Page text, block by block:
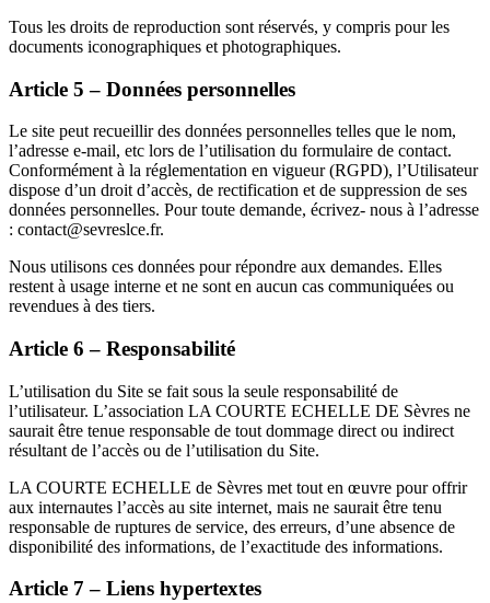
Tous les droits de reproduction sont réservés, y compris pour les
documents iconographiques et photographiques.
Article 5 – Données personnelles
Le site peut recueillir des données personnelles telles que le nom,
l’adresse e-mail, etc lors de l’utilisation du formulaire de contact.
Conformément à la réglementation en vigueur (RGPD), l’Utilisateur
dispose d’un droit d’accès, de rectification et de suppression de ses
données personnelles. Pour toute demande, écrivez- nous à l’adresse
: contact@sevreslce.fr.
Nous utilisons ces données pour répondre aux demandes. Elles
restent à usage interne et ne sont en aucun cas communiquées ou
revendues à des tiers.
Article 6 – Responsabilité
L’utilisation du Site se fait sous la seule responsabilité de
l’utilisateur. L’association LA COURTE ECHELLE DE Sèvres ne
saurait être tenue responsable de tout dommage direct ou indirect
résultant de l’accès ou de l’utilisation du Site.
LA COURTE ECHELLE de Sèvres met tout en œuvre pour offrir
aux internautes l’accès au site internet, mais ne saurait être tenu
responsable de ruptures de service, des erreurs, d’une absence de
disponibilité des informations, de l’exactitude des informations.
Article 7 – Liens hypertextes